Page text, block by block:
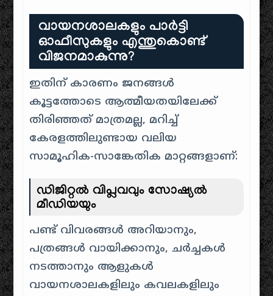
വായനശാലകളും പാർട്ടി
ഓഫീസുകളും എന്തുകൊണ്ട്
വിജനമാകുന്നു?
ഇതിന് കാരണം ജനങ്ങൾ
കൂട്ടത്തോടെ ആത്മീയതയിലേക്ക്
തിരിഞ്ഞത് മാത്രമല്ല, മറിച്ച്
കേരളത്തിലുണ്ടായ വലിയ
സാമൂഹിക-സാങ്കേതിക മാറ്റങ്ങളാണ്:
ഡിജിറ്റൽ വിപ്ലവവും സോഷ്യൽ
മീഡിയയും
പണ്ട് വിവരങ്ങൾ അറിയാനും,
പത്രങ്ങൾ വായിക്കാനും, ചർച്ചകൾ
നടത്താനും ആളുകൾ
വായനശാലകളിലും കവലകളിലും